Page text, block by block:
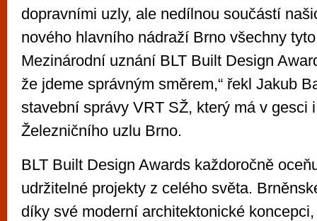
dopravními uzly, ale nedílnou součástí
nového hlavního nádraží Brno všechny
Mezinárodní uznání BLT Built Design
že jdeme správným směrem,“ řekl Jakub
stavební správy VRT SŽ, který má v gesci
Železničního uzlu Brno.
BLT Built Design Awards každoročně
udržitelné projekty z celého světa.
díky své moderní architektonické